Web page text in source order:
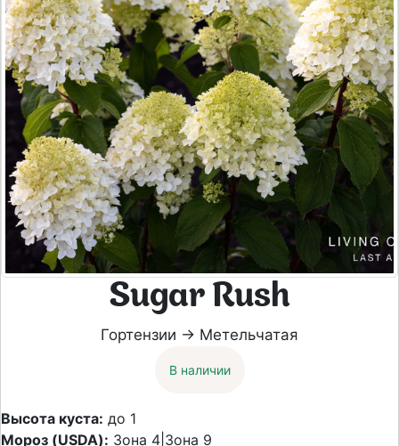
Sugar Rush
Гортензии → Метельчатая
В наличии
Высота куста: до 1
Мороз (USDA): Зона 4|Зона 9